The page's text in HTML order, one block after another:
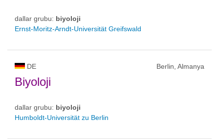
dallar grubu: biyoloji
Ernst-Moritz-Arndt-Universität Greifswald
DE Berlin, Almanya
Biyoloji
dallar grubu: biyoloji
Humboldt-Universität zu Berlin